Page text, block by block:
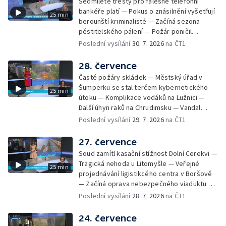
Zájem o obytné vozy roste — Praha má
novou servisní loď — Vidická samoobslužná
prodejna si na provoz vydělá — U jezera
Most začíná festival Let It Roll — Vyvrcholil
bouřkový neboli jelení úplněk — Kanoistka
25 min
bankéře platí — Pokus o znásilnění vyšetřují
berounští kriminalisté — Začíná sezona
pěstitelského pálení — Požár poničil
historickou vilu Marta v Písku — Končí Letní
odpad — Nedostatek vody na Hracholuskách
— Příprava nového plavebního stupně v
Děčíně — Biokoridor pro užovku stromovou
— Záchrana liblického vysílače — První
koncert Diany Ross v Česku — Výroba
obrněných vozidel CV90 — Biokoridor pod
vedením vysokého napětí
Poslední vysílání30. 7. 2026na ČT1
25 min
28. července
Časté požáry skládek — Městský úřad v
Šumperku se stal terčem kybernetického
útoku — Komplikace vodáků na Lužnici —
Další úhyn raků na Chrudimsku — Vandal
poškodil okna na Ještědu — Lvice Elza má
defibrilátorů — 194 km/h po dálnici D6 —
Problém s likvidací kadmia — Vězni na
Frýdlantsku čistí koryto potoka — Antikolizní
systém tramvají Škoda 40T — Praha má šanci
na rekordní turistickou sezonu — Začíná
festival PernštejnLove v Pardubicích — Jelen
albín na Litoměřicku — Čeští vědci se
Poslední vysílání 29. 7. 2026na ČT1
25 min
27. července
Soud zamítl kasační stížnost Dolní Cerekvi —
Tragická nehoda u Litomyšle — Veřejné
projednávání ligistikcého centra v Boršově
— Začíná oprava nebezpečného viaduktu v
Klatovech — Pražská koalice o zásahu na
na Českolipsku — Úřednice na pachatele
napojená nebyla — Nižší zájem o Novou
Poslední vysílání 28. 7. 2026na ČT1
24. července